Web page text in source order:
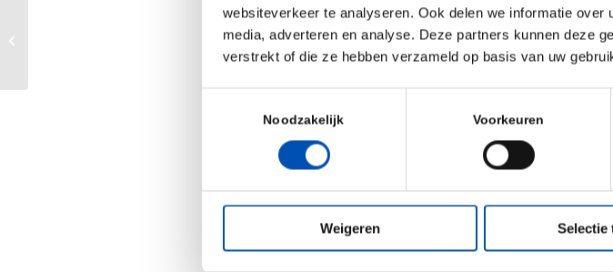
websiteverkeer te analyseren. Ook delen we informatie
media, adverteren en analyse. Deze partners kunnen deze
verstrekt of die ze hebben verzameld op basis van uw
Noodzakelijk Voorkeuren
Weigeren Selectie
progress for a world-leading, innovation
Deel dit stuk
Hollandbio went on tour in Maastricht